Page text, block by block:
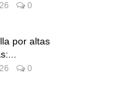
0
por altas
0